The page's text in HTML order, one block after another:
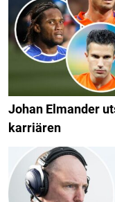
Johan Elmander
karriären